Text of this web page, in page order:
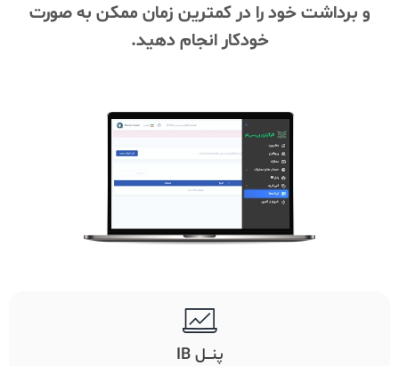
خود را در کمترین زمان ممکن به صورت
خودکار انجام دهید.